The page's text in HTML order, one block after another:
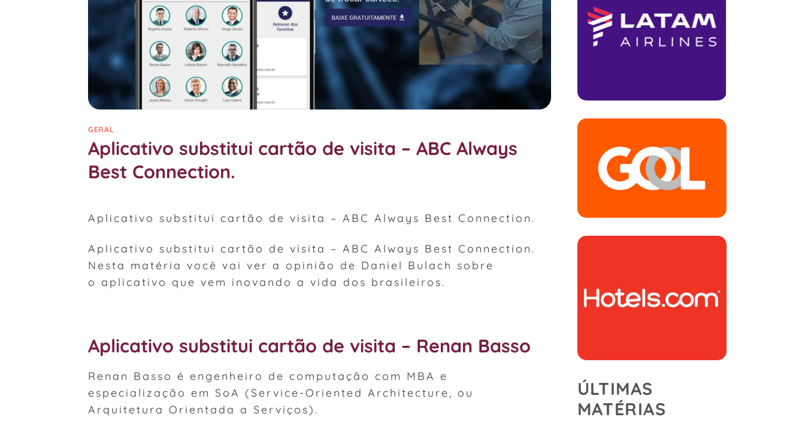
GERAL
Aplicativo substitui cartão de visita – ABC Always
Best Connection.
Aplicativo substitui cartão de visita – ABC Always Best Connection.
Aplicativo substitui cartão de visita – ABC Always Best Connection.
Nesta matéria você vai ver a opinião de Daniel Bulach sobre
o aplicativo que vem inovando a vida dos brasileiros.
Aplicativo substitui cartão de visita – Renan Basso
Renan Basso é engenheiro de computação com MBA e
especialização em SoA (Service-Oriented Architecture, ou
Arquitetura Orientada a Serviços).
ÚLTIMAS
MATÉRIAS